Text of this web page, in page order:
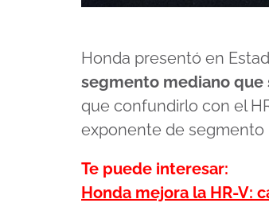
Honda presentó en
segmento mediano que
que confundirlo con el
exponente de segmento
Te puede interesar:
Honda mejora la HR-V: